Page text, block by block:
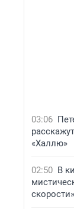
03:06
«Халлю»
02:50 В
скорости»